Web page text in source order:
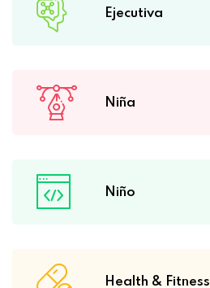
Ejecutiva
Niña
Niño
Health & Fitness